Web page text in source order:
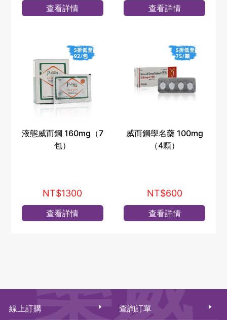
查看詳情 查看詳情
液態威而鋼 160mg（7
包）
NT$1300
查看詳情
威而鋼學名藥 100mg
（4顆）
NT$600
查看詳情
線上訂購 查詢訂單
樂威